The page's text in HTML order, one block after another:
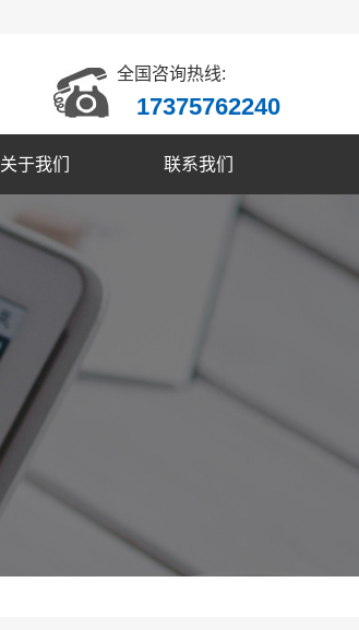
全国咨询热线:
17375762240
关于我们 联系我们